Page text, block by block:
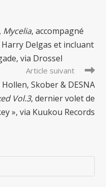
Mycelia, accompagné
Delgas et incluant
via Drossel
Article suivant
Skober & DESNA
Vol.3, dernier volet de
», via Kuukou Records